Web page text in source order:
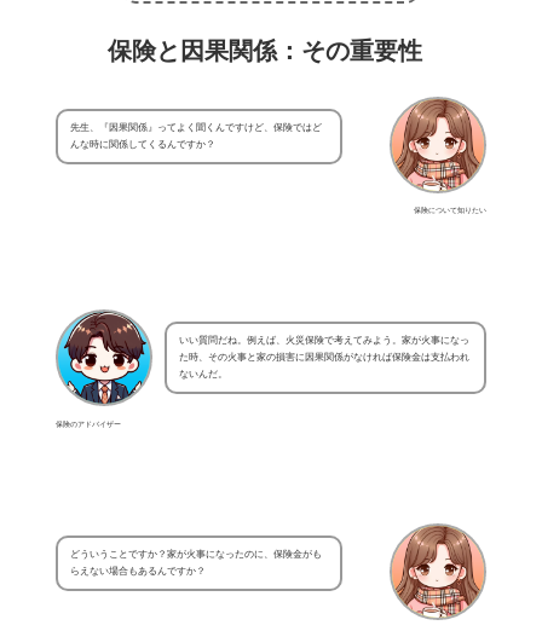
保険と因果関係：その重要性
保険について知りたい
先生、『因果関係』ってよく聞くんですけど、保険ではど
んな時に関係してくるんですか？
保険のアドバイザー
いい質問だね。例えば、火災保険で考えてみよう。家が火事になっ
た時、その火事と家の損害に因果関係がなければ保険金は支払われ
ないんだ。
どういうことですか？家が火事になったのに、保険金がも
らえない場合もあるんですか？